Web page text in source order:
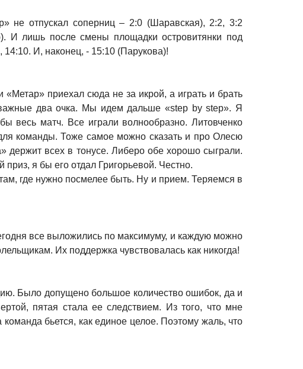
не отпускал соперниц – 2:0 (Шаравская), 2:2, 3:2
И лишь после смены площадки островитянки под
И, наконец, - 15:10 (Парукова)!
приехал сюда не за икрой, а играть и брать
важные два очка. Мы идем дальше «step by step». Я
весь матч. Все играли волнообразно. Литовченко
команды. Тоже самое можно сказать и про Олесю
держит всех в тонусе. Либеро обе хорошо сыграли.
я бы его отдал Григорьевой. Честно.
где нужно посмелее быть. Ну и прием. Теряемся в
все выложились по максимуму, и каждую можно
Их поддержка чувствовалась как никогда!
Было допущено большое количество ошибок, да и
пятая стала ее следствием. Из того, что мне
бьется, как единое целое. Поэтому жаль, что